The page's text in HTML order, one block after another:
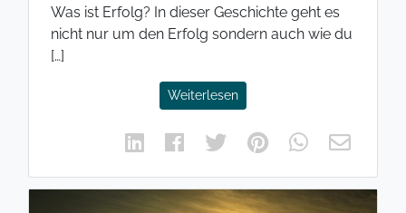
Was ist Erfolg? In dieser Geschichte geht es
nicht nur um den Erfolg sondern auch wie du
[…]
Weiterlesen